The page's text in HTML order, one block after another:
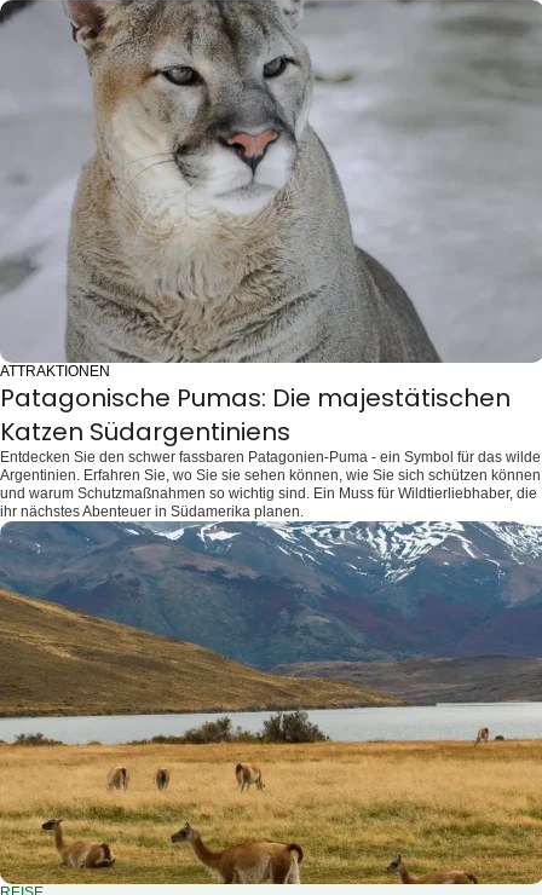
ATTRAKTIONEN
Patagonische Pumas: Die majestätischen
Katzen Südargentiniens
Entdecken Sie den schwer fassbaren Patagonien-Puma - ein Symbol für das wilde
Argentinien. Erfahren Sie, wo Sie sie sehen können, wie Sie sich schützen können
und warum Schutzmaßnahmen so wichtig sind. Ein Muss für Wildtierliebhaber, die
ihr nächstes Abenteuer in Südamerika planen.